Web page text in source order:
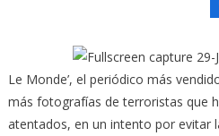
Le Monde’, el periódico más
más fotografías de terroristas que
atentados, en un intento por evitar